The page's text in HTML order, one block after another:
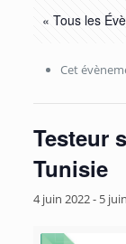
« Tous les
Cet
Testeur
Tunisie
4 juin 2022- 5